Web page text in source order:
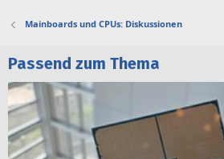
Mainboards und CPUs: Diskussionen
Passend zum Thema